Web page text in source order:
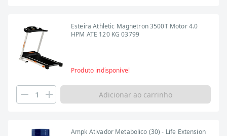
Esteira Athletic Magnetron 3500T Motor 4.0
HPM ATE 120 KG 03799
Produto indisponível
Adicionar ao carrinho
Ampk Ativador Metabolico (30) - Life Extension